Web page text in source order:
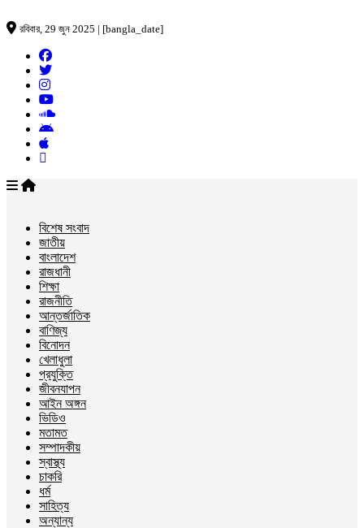
রবিবার, 29 জুন 2025 | [bangla_date]
বিশেষ সংবাদ
জাতীয়
বাংলাদেশ
রাজধানী
শিক্ষা
রাজনীতি
আন্তর্জাতিক
বাণিজ্য
বিনোদন
খেলাধুলা
প্রযুক্তি
জীবনযাপন
আইন অঙ্গন
ভিডিও
মতামত
সম্পাদকীয়
স্বাস্থ্য
চাকরি
ধর্ম
সাহিত্য
অন্যান্য